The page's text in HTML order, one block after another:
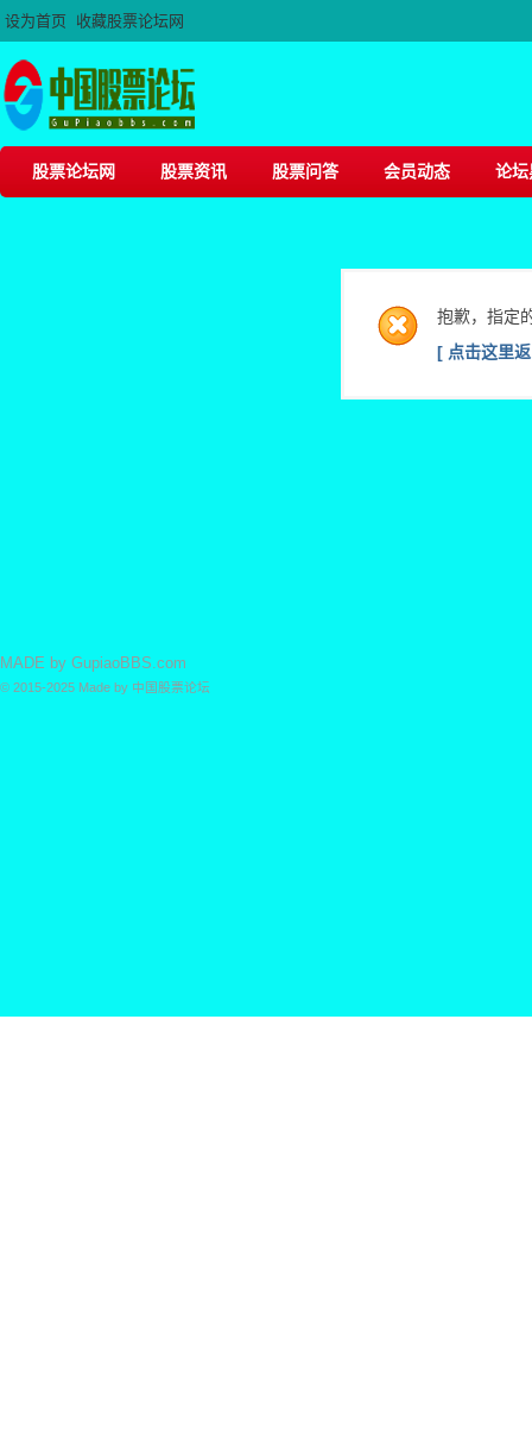
设为首页 收藏股票论坛网
股票论坛网 股票资讯 股票问答 会员动态 论坛
抱歉，指定
[ 点击这里
MADE by GupiaoBBS.com
© 2015-2025 Made by 中国股票论坛